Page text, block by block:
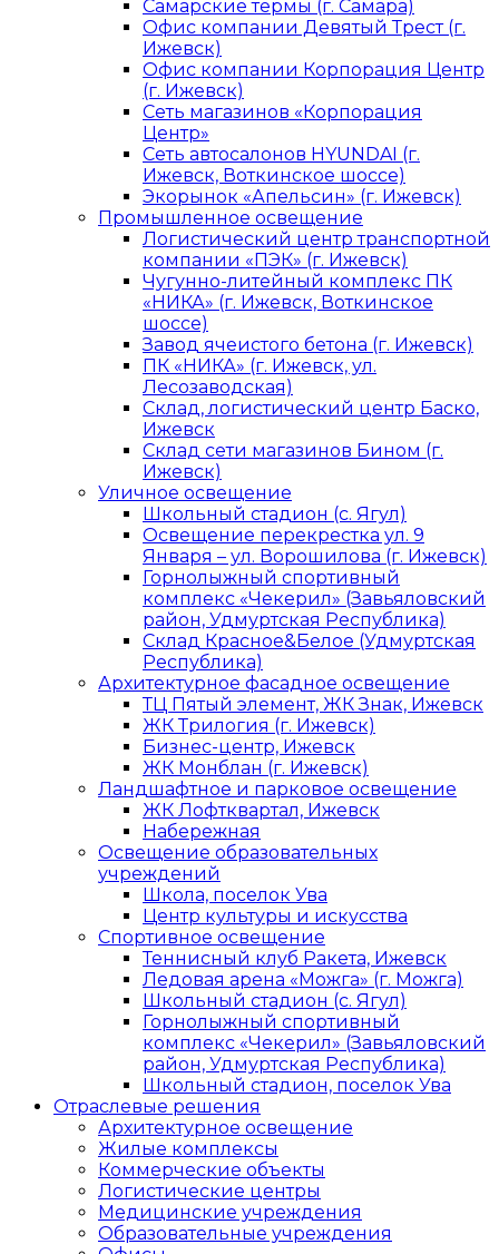
Самарские термы (г. Самара)
Офис компании Девятый Трест (г.
Ижевск)
Офис компании Корпорация Центр
(г. Ижевск)
Сеть магазинов «Корпорация
Центр»
Сеть автосалонов HYUNDAI (г.
Ижевск, Воткинское шоссе)
Экорынок «Апельсин» (г. Ижевск)
Промышленное освещение
Логистический центр транспортной
компании «ПЭК» (г. Ижевск)
Чугунно-литейный комплекс ПК
«НИКА» (г. Ижевск, Воткинское
шоссе)
Завод ячеистого бетона (г. Ижевск)
ПК «НИКА» (г. Ижевск, ул.
Лесозаводская)
Склад, логистический центр Баско,
Ижевск
Склад сети магазинов Бином (г.
Ижевск)
Уличное освещение
Школьный стадион (с. Ягул)
Освещение перекрестка ул. 9
Января – ул. Ворошилова (г. Ижевск)
Горнолыжный спортивный
комплекс «Чекерил» (Завьяловский
район, Удмуртская Республика)
Склад Красное&Белое (Удмуртская
Республика)
Архитектурное фасадное освещение
ТЦ Пятый элемент, ЖК Знак, Ижевск
ЖК Трилогия (г. Ижевск)
Бизнес-центр, Ижевск
ЖК Монблан (г. Ижевск)
Ландшафтное и парковое освещение
ЖК Лофтквартал, Ижевск
Набережная
Освещение образовательных
учреждений
Школа, поселок Ува
Центр культуры и искусства
Спортивное освещение
Теннисный клуб Ракета, Ижевск
Ледовая арена «Можга» (г. Можга)
Школьный стадион (с. Ягул)
Горнолыжный спортивный
комплекс «Чекерил» (Завьяловский
район, Удмуртская Республика)
Школьный стадион, поселок Ува
Отраслевые решения
Архитектурное освещение
Жилые комплексы
Коммерческие объекты
Логистические центры
Медицинские учреждения
Образовательные учреждения